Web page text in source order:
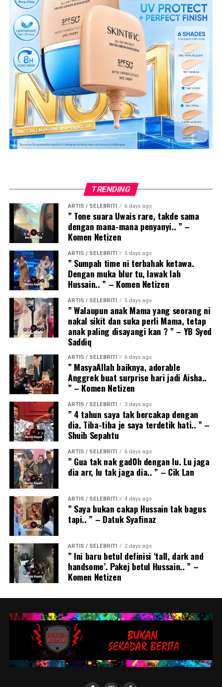
TRENDING
ARTIS / SELEBRITI 6 days ago
” Tone suara Uwais rare, takde sama
dengan mana-mana penyanyi.. ” –
Komen Netizen
ARTIS / SELEBRITI 5 days ago
” Sumpah time ni terbahak ketawa.
Dengan muka blur tu, lawak lah
Hussain.. ” – Komen Netizen
ARTIS / SELEBRITI 5 days ago
” Walaupun anak Mama yang seorang ni
nakal sikit dan suka perli Mama, tetap
anak paling disayangi kan ? ” – YB Syed
Saddiq
ARTIS / SELEBRITI 6 days ago
” MasyaAllah baiknya, adorable
Anggrek buat surprise hari jadi Aisha..
” – Komen Netizen
ARTIS / SELEBRITI 3 days ago
” 4 tahun saya tak bercakap dengan
dia. Tiba-tiba je saya terdetik hati.. ” –
Shuib Sepahtu
ARTIS / SELEBRITI 6 days ago
” Gua tak nak gad0h dengan lu. Lu jaga
dia arr, lu tak jaga dia.. ” – Cik Lan
ARTIS / SELEBRITI 4 days ago
” Saya bukan cakap Hussain tak bagus
tapi.. ” – Datuk Syafinaz
ARTIS / SELEBRITI 2 days ago
” Ini baru betul definisi ‘tall, dark and
handsome’. Pakej betul Hussain.. ” –
Komen Netizen